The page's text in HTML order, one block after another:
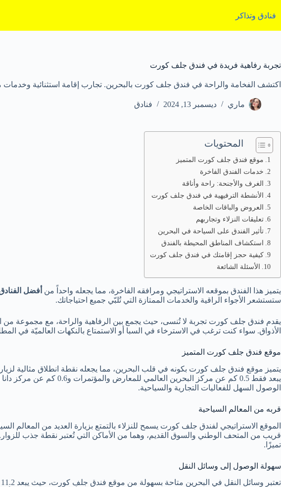
إلى
المحتوى
فنادق وتذاكر
تجربة رفاهية فريدة في فندق جلف كورت
اكتشف الفخامة والراحة في فندق جلف كورت بالبحرين. تجارب إقامة استثنائية وخدمات
ماري ديسمبر 13, 2024 فنادق
المحتويات
موقع فندق جلف كورت المتميز
خدمات الفندق الفاخرة
الغرف والأجنحة: راحة وأناقة
الأنشطة الترفيهية في فندق جلف كورت
العروض والباقات الخاصة
تعليقات النزلاء وتجاربهم
تأثير الفندق على السياحة في البحرين
استكشاف المناطق المحيطة بالفندق
كيفية حجز إقامتك في فندق جلف كورت
الأسئلة الشائعة
يتميز هذا الفندق بموقعه الاستراتيجي ومرافقه الفاخرة، مما يجعله واحداً من أفضل
ستستشعر الأجواء الراقية والخدمات الممتازة التي تُلبّي جميع احتياجاتك.
يقدم فندق جلف كورت تجربة لا تُنسى، حيث يجمع بين الرفاهية والراحة، مع مجموعة من
الأذواق. سواء كنت ترغب في الاسترخاء في السبا أو الاستمتاع بالنكهات العالميّة في
موقع فندق جلف كورت المتميز
يتميز موقع فندق جلف كورت بكونه في قلب البحرين، مما يجعله نقطة انطلاق مثالية
يبعد فقط 0.5 كم عن مركز البحرين
الوصول السهل للفعاليات التجارية والسياحية.
قربه من المعالم السياحية
الموقع الاستراتيجي لفندق جلف كورت يسمح للنزلاء بالتمتع بزيارة العديد من المعالم
قريب من المتحف الوطني والسوق القديم، وهما من الأماكن التي تُعتبر نقطة جذب للزوار.
تميزًا.
سهولة الوصول إلى وسائل النقل